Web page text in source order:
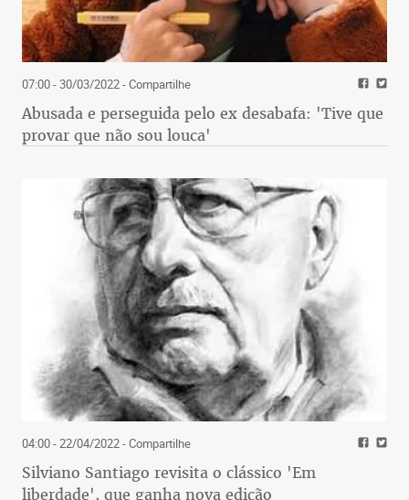
07:00 - 30/03/2022- Compartilhe
Abusada e perseguida pelo ex desabafa: 'Tive que
provar que não sou louca'
04:00 - 22/04/2022- Compartilhe
Silviano Santiago revisita o clássico 'Em
liberdade', que ganha nova edição